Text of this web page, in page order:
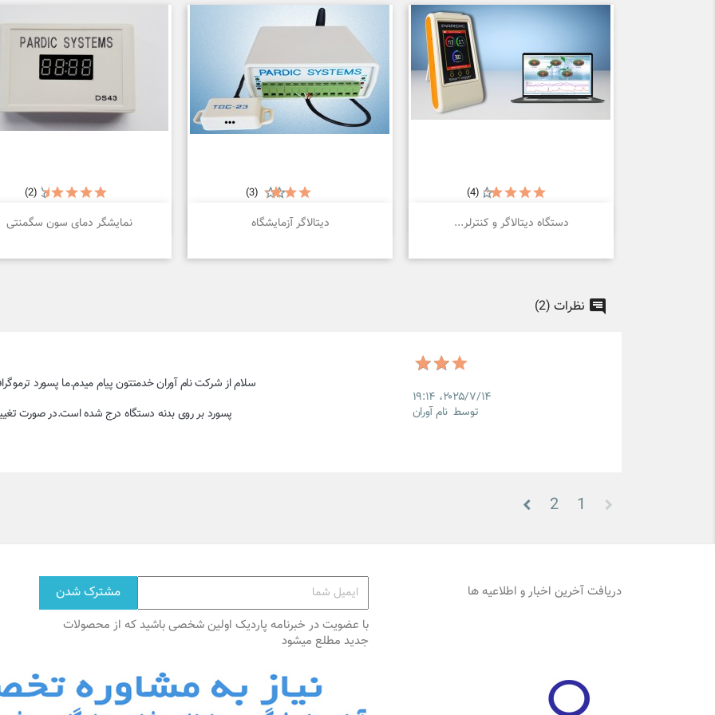
دستگاه دیتالاگر و کنترلر...
(4)
 نمایش سریع دیتالاگر آزمایشگاه
(3)
نمایش سریع نمایشگر دمای سون سگمنتی
(2)
 نمایش سریع
نظرات (2)
۲۰۲۵/۷/۱۴،‏ ۱۹:۱۴
توسط نام آوران
پسورد بر روی بدنه دستگاه درج شده است.در صورت
1
2
دریافت آخرین اخبار و اطلاعیه ها
با عضویت در خبرنامه پاردیک اولین شخصی باشید که از محصولات
جدید مطلع میشود